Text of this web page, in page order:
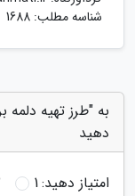
شناسه مطلب: 1688
به "طرز تهیه
دهید
امتیاز دهید:1